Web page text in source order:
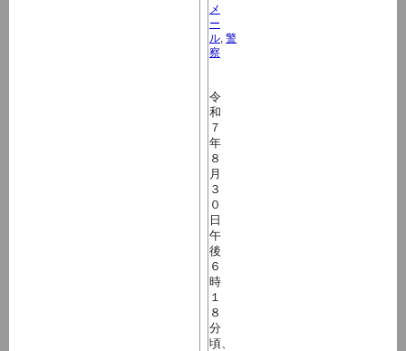
メ
ー
ル 警
察
令
和
７
年
８
月
３
０
日
午
後
６
時
１
８
分
頃、